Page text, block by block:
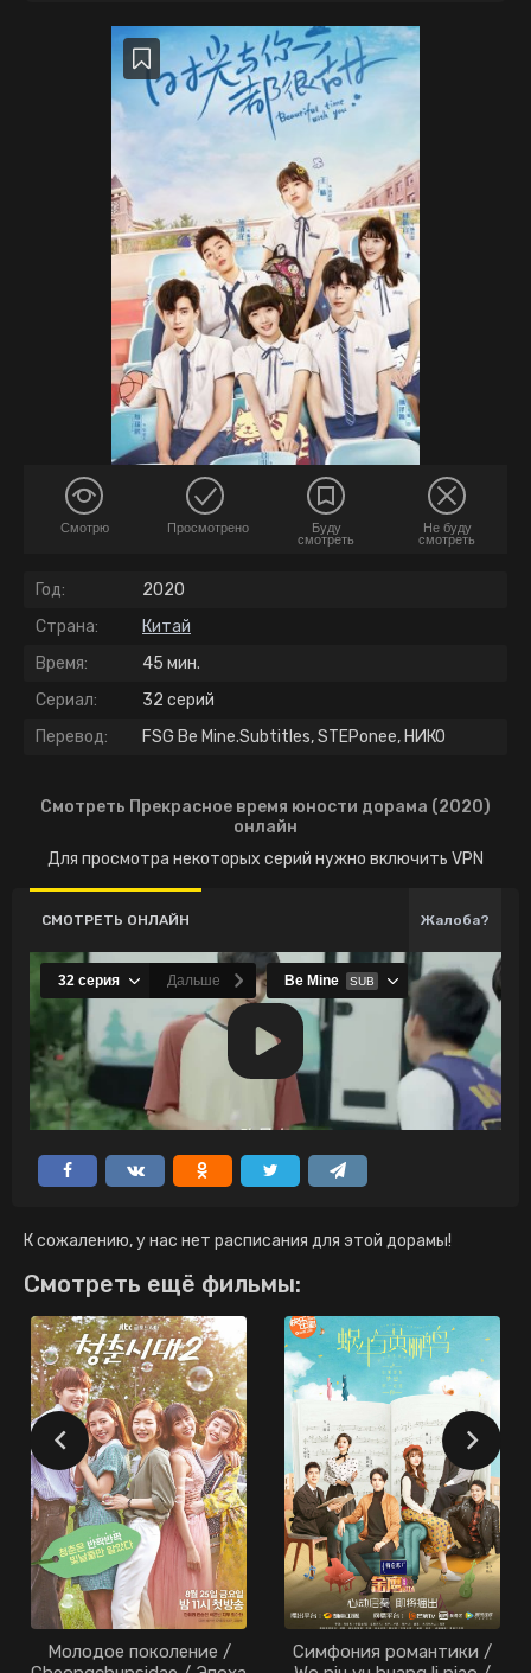
Смотрю Просмотрено
Буду
смотреть
Не буду
смотреть
Год:
2020
Страна:
Китай
Время:
45 мин.
Сериал:
32 серий
Перевод:
FSG Be Mine.Subtitles, STEPonee, НИКО
Смотреть Прекрасное время юности дорама (2020)
онлайн
Для просмотра некоторых серий нужно включить VPN
СМОТРЕТЬ ОНЛАЙН Жалоба?
К сожалению, у нас нет расписания для этой дорамы!
Смотреть ещё фильмы:
Молодое поколение /
Симфония романтики /